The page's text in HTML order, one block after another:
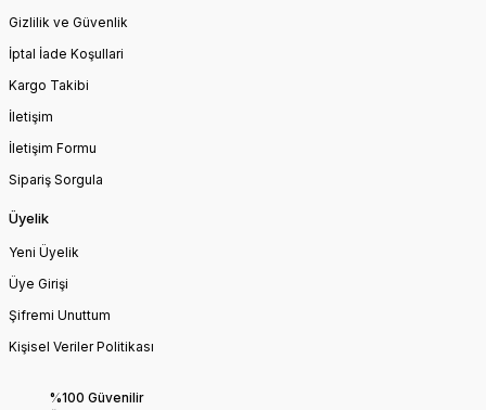
Gizlilik ve Güvenlik
İptal İade Koşullari
Kargo Takibi
İletişim
İletişim Formu
Sipariş Sorgula
Üyelik
Yeni Üyelik
Üye Girişi
Şifremi Unuttum
Kişisel Veriler Politikası
%100 Güvenilir